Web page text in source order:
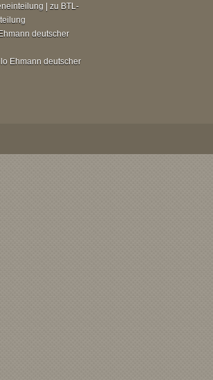
| zu BTL-
deutscher
Ehmann deutscher